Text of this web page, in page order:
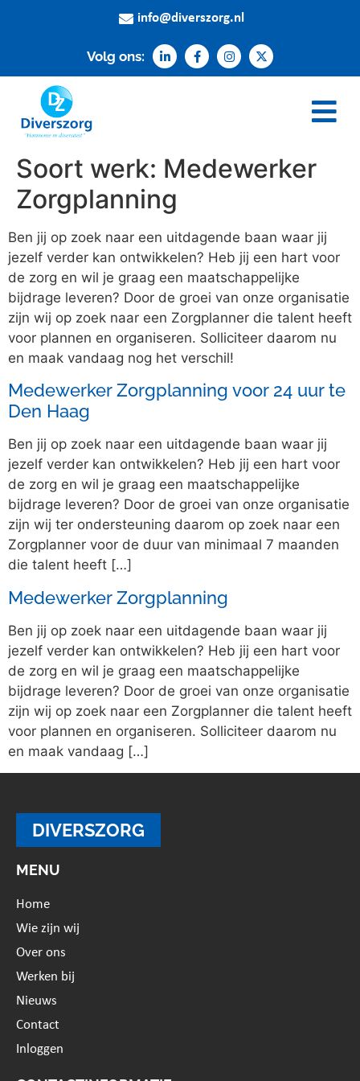
info@diverszorg.nl
Volg ons:
Soort werk: Medewerker
Zorgplanning
Ben jij op zoek naar een uitdagende baan waar jij
jezelf verder kan ontwikkelen? Heb jij een hart voor
de zorg en wil je graag een maatschappelijke
bijdrage leveren? Door de groei van onze organisatie
zijn wij op zoek naar een Zorgplanner die talent heeft
voor plannen en organiseren. Solliciteer daarom nu
en maak vandaag nog het verschil!
Medewerker Zorgplanning voor 24 uur te
Den Haag
Ben jij op zoek naar een uitdagende baan waar jij
jezelf verder kan ontwikkelen? Heb jij een hart voor
de zorg en wil je graag een maatschappelijke
bijdrage leveren? Door de groei van onze organisatie
zijn wij ter ondersteuning daarom op zoek naar een
Zorgplanner voor de duur van minimaal 7 maanden
die talent heeft […]
Medewerker Zorgplanning
Ben jij op zoek naar een uitdagende baan waar jij
jezelf verder kan ontwikkelen? Heb jij een hart voor
de zorg en wil je graag een maatschappelijke
bijdrage leveren? Door de groei van onze organisatie
zijn wij op zoek naar een Zorgplanner die talent heeft
voor plannen en organiseren. Solliciteer daarom nu
en maak vandaag […]
DIVERSZORG
MENU
Home
Wie zijn wij
Over ons
Werken bij
Nieuws
Contact
Inloggen